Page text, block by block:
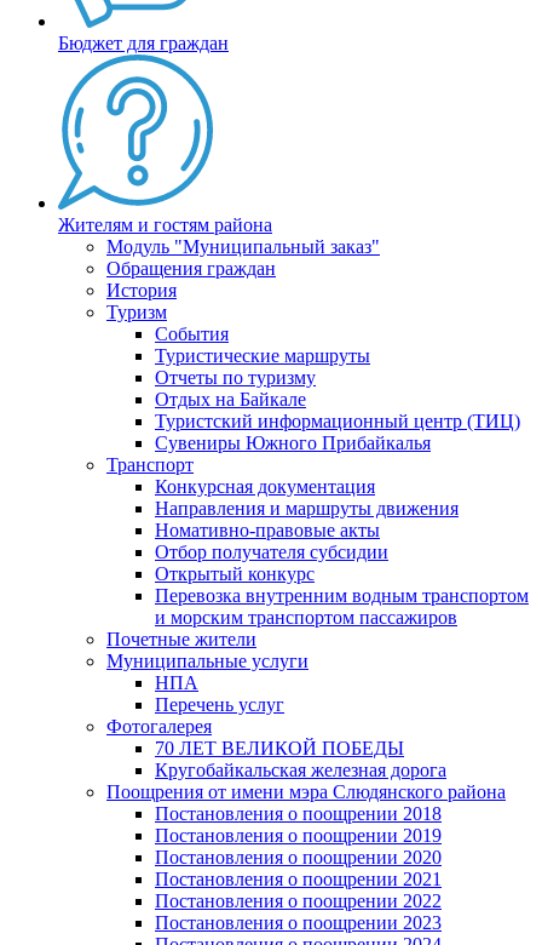
Бюджет для граждан
Жителям и гостям района
Модуль "Муниципальный заказ"
Обращения граждан
История
Туризм
События
Туристические маршруты
Отчеты по туризму
Отдых на Байкале
Туристский информационный центр (ТИЦ)
Сувениры Южного Прибайкалья
Транспорт
Конкурсная документация
Направления и маршруты движения
Номативно-правовые акты
Отбор получателя субсидии
Открытый конкурс
Перевозка внутренним водным транспортом
и морским транспортом пассажиров
Почетные жители
Муниципальные услуги
НПА
Перечень услуг
Фотогалерея
70 ЛЕТ ВЕЛИКОЙ ПОБЕДЫ
Кругобайкальская железная дорога
Поощрения от имени мэра Слюдянского района
Постановления о поощрении 2018
Постановления о поощрении 2019
Постановления о поощрении 2020
Постановления о поощрении 2021
Постановления о поощрении 2022
Постановления о поощрении 2023